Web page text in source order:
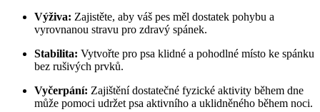
Výživa: Zajistěte, aby váš pes měl dostatek pohybu a
vyrovnanou stravu pro zdravý spánek.
Stabilita: Vytvořte pro psa klidné a pohodlné místo ke spánku
bez rušivých prvků.
Vyčerpání: Zajištění dostatečné fyzické aktivity během dne
může pomoci udržet psa aktivního a uklidněného během noci.